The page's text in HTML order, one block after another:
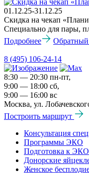
01.12.25-31.12.25
Скидка на чекап
Специально для пары,
Подробнее
Обратный
8 (495) 106-24-14
8:30 — 20:30 пн-пт,
9:00 — 18:00 сб,
9:00 — 16:00 вс
Москва, ул.
Построить маршрут
Консультация
Программы ЭКО
Подготовка к ЭКО
Донорские
Женское